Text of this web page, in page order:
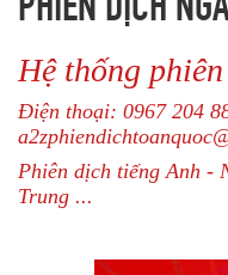
Hệ thống
Điện thoại: 0967 204
Phiên dịch tiếng Anh -
Trung ...